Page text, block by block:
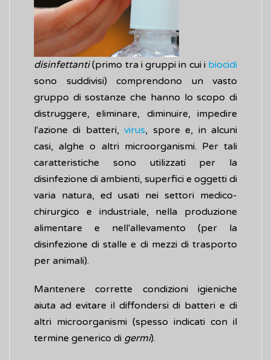
disinfettanti(primo tra i gruppi in cui i biocidi
sono suddivisi) comprendono un vasto
gruppo di sostanze che hanno lo scopo di
distruggere, eliminare, diminuire, impedire
l'azione di batteri, virus, spore e, in alcuni
casi, alghe o altri microorganismi. Per tali
caratteristiche sono utilizzati per la
disinfezione di ambienti, superfici e oggetti di
varia natura, ed usati nei settori medico-
chirurgico e industriale, nella produzione
alimentare e nell'allevamento (per la
disinfezione di stalle e di mezzi di trasporto
per animali).
Mantenere corrette condizioni igieniche
aiuta ad evitare il diffondersi di batteri e di
altri microorganismi (spesso indicati con il
termine generico di germi).